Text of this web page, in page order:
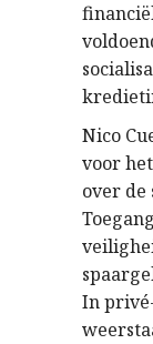
Nico
voor
over de
In